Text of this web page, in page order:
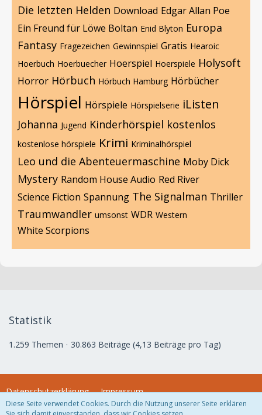
Die letzten Helden Download Edgar Allan Poe
Ein Freund für Löwe Boltan Enid Blyton Europa
Fantasy Fragezeichen Gewinnspiel Gratis Hearoic
Hoerbuch Hoerbuecher Hoerspiel Hoerspiele Holysoft
Horror Hörbuch Hörbuch Hamburg Hörbücher
Hörspiel Hörspiele Hörspielserie iListen
Johanna Jugend Kinderhörspiel kostenlos
kostenlose hörspiele Krimi Kriminalhörspiel
Leo und die Abenteuermaschine Moby Dick
Mystery Random House Audio Red River
Science Fiction Spannung The Signalman Thriller
Traumwandler umsonst WDR Western
White Scorpions
Statistik
1.259 Themen 30.863 Beiträge (4,13 Beiträge pro Tag)
Datenschutzerklärung Impressum
Diese Seite verwendet Cookies. Durch die Nutzung unserer Seite erklären